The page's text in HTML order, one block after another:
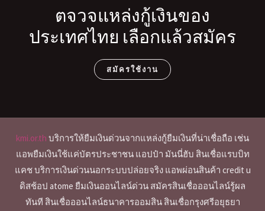
ตจวจแหล่งกู้เงินของ
ประเทศไทย เลือกแล้วสมัคร
สมัครใช้งาน
kmi.or.th บริการให้ยืมเงินด่วนจากแหล่งกู้ยืมเงินที่น่าเชื่อถือ เช่น
แอพยืมเงินใช้แค่บัตรประชาชน แอปป๋า มันนี่ฮับ สินเชื่อแรบบิท
แคช บริการเงินด่วนนอกระบบปล่อยจริง แอพผ่อนสินค้า credit u
ดิสช้อป atome ยืมเงินออนไลน์ด่วน สมัครสินเชื่อออนไลน์รู้ผล
ทันที สินเชื่อออนไลน์ธนาคารออมสิน สินเชื่อกรุงศรีอยุธยา